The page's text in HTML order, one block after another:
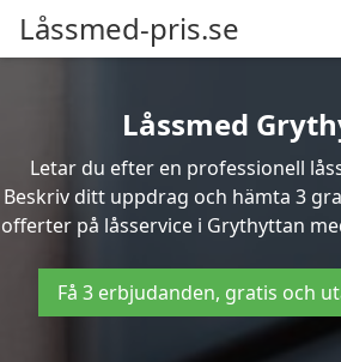
Låssmed-pris.se
Låssmed
Letar du efter en professionell
Beskriv ditt uppdrag och hämta 3
offerter på låsservice i Grythyttan
Få 3 erbjudanden, gratis och